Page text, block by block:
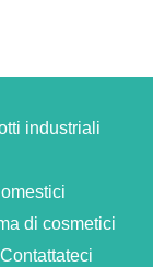
industriali
di cosmetici
Contattateci